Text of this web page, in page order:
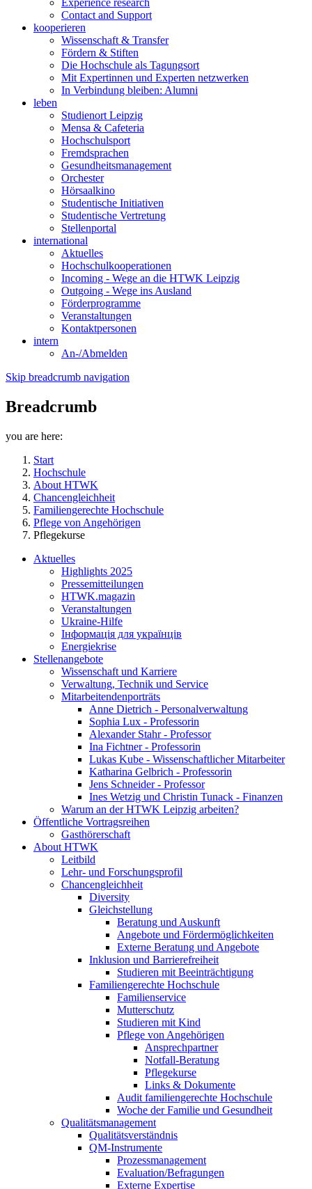
Experience research
Contact and Support
kooperieren
Wissenschaft & Transfer
Fördern & Stiften
Die Hochschule als Tagungsort
Mit Expertinnen und Experten netzwerken
In Verbindung bleiben: Alumni
leben
Studienort Leipzig
Mensa & Cafeteria
Hochschulsport
Fremdsprachen
Gesundheitsmanagement
Orchester
Hörsaalkino
Studentische Initiativen
Studentische Vertretung
Stellenportal
international
Aktuelles
Hochschulkooperationen
Incoming - Wege an die HTWK Leipzig
Outgoing - Wege ins Ausland
Förderprogramme
Veranstaltungen
Kontaktpersonen
intern
An-/Abmelden
Skip breadcrumb navigation
Breadcrumb
you are here:
Start
Hochschule
About HTWK
Chancengleichheit
Familiengerechte Hochschule
Pflege von Angehörigen
Pflegekurse
Aktuelles
Highlights 2025
Pressemitteilungen
HTWK.magazin
Veranstaltungen
Ukraine-Hilfe
Інформація для українців
Energiekrise
Stellenangebote
Wissenschaft und Karriere
Verwaltung, Technik und Service
Mitarbeitendenporträts
Anne Dietrich - Personalverwaltung
Sophia Lux - Professorin
Alexander Stahr - Professor
Ina Fichtner - Professorin
Lukas Kube - Wissenschaftlicher Mitarbeiter
Katharina Gelbrich - Professorin
Jens Schneider - Professor
Ines Wetzig und Christin Tunack - Finanzen
Warum an der HTWK Leipzig arbeiten?
Öffentliche Vortragsreihen
Gasthörerschaft
About HTWK
Leitbild
Lehr- und Forschungsprofil
Chancengleichheit
Diversity
Gleichstellung
Beratung und Auskunft
Angebote und Fördermöglichkeiten
Externe Beratung und Angebote
Inklusion und Barrierefreiheit
Studieren mit Beeinträchtigung
Familiengerechte Hochschule
Familienservice
Mutterschutz
Studieren mit Kind
Pflege von Angehörigen
Ansprechpartner
Notfall-Beratung
Pflegekurse
Links & Dokumente
Audit familiengerechte Hochschule
Woche der Familie und Gesundheit
Qualitätsmanagement
Qualitätsverständnis
QM-Instrumente
Prozessmanagement
Evaluation/Befragungen
Externe Expertise